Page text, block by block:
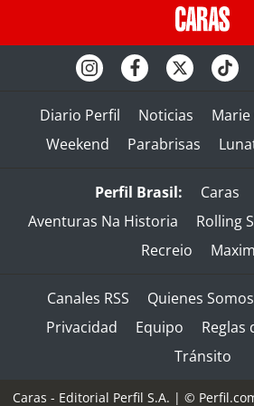
Diario Perfil Noticias Marie
Weekend
Parabrisas
Perfil Brasil: Caras
Aventuras Na Historia
Rolling
Recreio
Canales RSS Quienes Somos
Privacidad
Equipo
Reglas
Tránsito
Caras - Editorial Perfil S.A. | ©